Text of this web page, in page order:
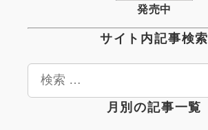
発売中
サイト内記事検索
検
月別の記事一覧